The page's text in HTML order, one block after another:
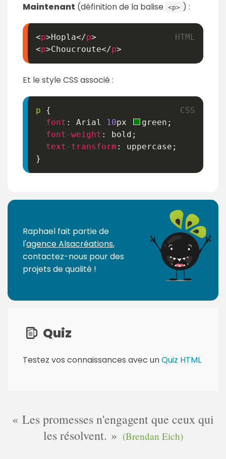
Maintenant (définition de la balise <p> ) :
<p>Hopla</p>
<p>Choucroute</p>
Et le style CSS associé :
p
{
font : Arial 10px green ;
font-weight : bold ;
text-transform : uppercase ;
}
Raphael fait partie de
l'agence Alsacréations,
contactez-nous pour des
projets de qualité !
Quiz
Testez vos connaissances avec unQuiz HTML
Les promesses n'engagent que ceux qui
les résolvent.
(Brendan Eich)